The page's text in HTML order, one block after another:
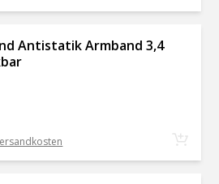
Antistatik Armband 3,4